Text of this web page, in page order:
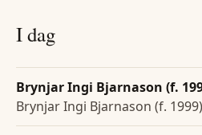
I dag
Brynjar Ingi Bjarnason (f.
Brynjar Ingi Bjarnason (f. 1999)